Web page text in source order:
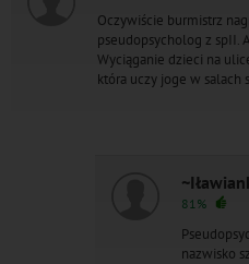
Oczywiście burmistrz
pseudopsycholog z spII.
Wyciąganie dzieci na
która uczy joge w salach
81%
nazwisko